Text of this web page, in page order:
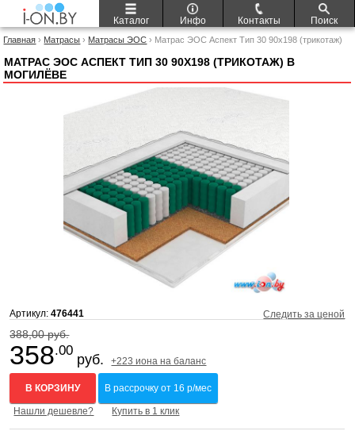
Каталог Инфо Контакты Поиск
Главная › Матрасы › Матрасы ЭОС › Матрас ЭОС Аспект Тип 30 90x198 (трикотаж)
МАТРАС ЭОС АСПЕКТ ТИП 30 90X198 (ТРИКОТАЖ) В
МОГИЛЁВЕ
Артикул:476441 Следить за ценой
388,00 руб.
358.00
руб. +223 иона на баланс
В КОРЗИНУ В рассрочку от 16 р/мес
Нашли дешевле? Купить в 1 клик